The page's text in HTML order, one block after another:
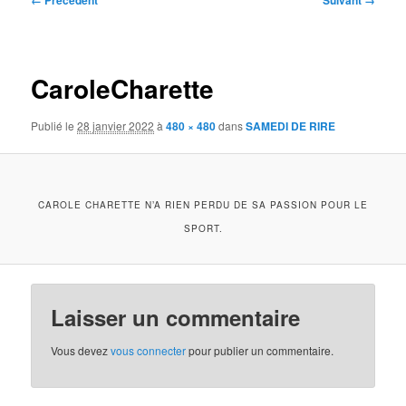
CaroleCharette
Publié le28 janvier 2022 à480 × 480dansSAMEDI DE RIRE
CAROLE CHARETTE N’A RIEN PERDU DE SA PASSION POUR LE
SPORT.
Laisser un commentaire
Vous devezvous connecterpour publier un commentaire.